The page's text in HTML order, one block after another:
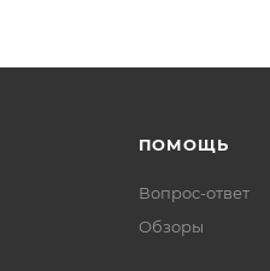
ПОМОЩЬ
Вопрос-ответ
Обзоры